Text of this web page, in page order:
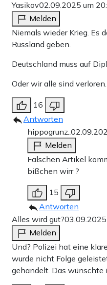
Yasikov02.09.2025 um
Melden
Niemals wieder Krieg. Es
Russland geben.
Deutschland muss auf
Oder wir alle sind verloren.
16
Antworten
hippogrunz..
Melden
Falschen Artikel
bißchen wirr ?
15
Antworten
Alles wird gut?
Melden
Und? Polizei hat eine
wurde nicht Folge
gehandelt. Das wünschte